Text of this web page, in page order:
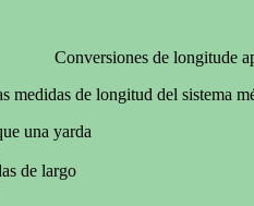
Conversiones de longitude
medidas de longitud del sistema
una yarda
de largo